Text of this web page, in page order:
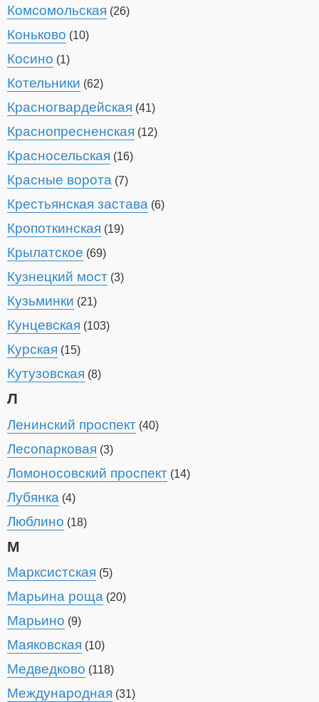
Комсомольская (26)
Коньково (10)
Косино (1)
Котельники (62)
Красногвардейская (41)
Краснопресненская (12)
Красносельская (16)
Красные ворота (7)
Крестьянская застава (6)
Кропоткинская (19)
Крылатское (69)
Кузнецкий мост (3)
Кузьминки (21)
Кунцевская (103)
Курская (15)
Кутузовская (8)
Л
Ленинский проспект (40)
Лесопарковая (3)
Ломоносовский проспект (14)
Лубянка (4)
Люблино (18)
М
Марксистская (5)
Марьина роща (20)
Марьино (9)
Маяковская (10)
Медведково (118)
Международная (31)